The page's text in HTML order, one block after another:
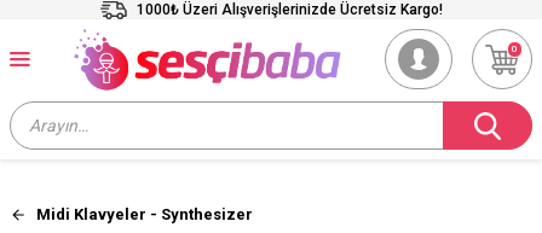
1000₺ Üzeri Alışverişlerinizde Ücretsiz Kargo!
0
Midi Klavyeler - Synthesizer